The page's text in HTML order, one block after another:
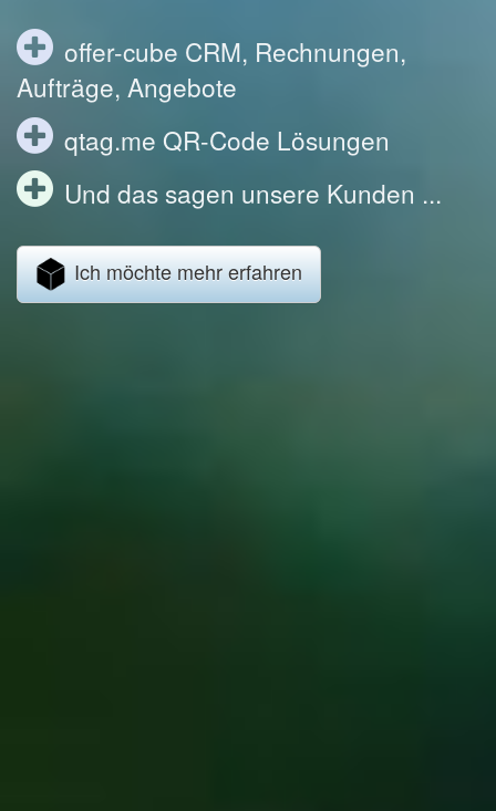
offer-cube CRM, Rechnungen,
Aufträge, Angebote
qtag.me QR-Code Lösungen
Und das sagen unsere Kunden ...
Ich möchte mehr erfahren